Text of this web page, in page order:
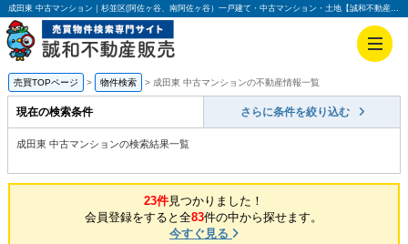
成田東 中古マンション｜杉並区(阿佐ヶ谷、南阿佐ヶ谷）一戸建て・中古マンション・土地【誠和不動産販売】
売買TOPページ 物件検索 成田東 中古マンションの不動産情報一覧
現在の検索条件 さらに条件を絞り込む
成田東 中古マンションの検索結果一覧
23件見つかりました！
会員登録をすると全83件の中から探せます。
今すぐ見る